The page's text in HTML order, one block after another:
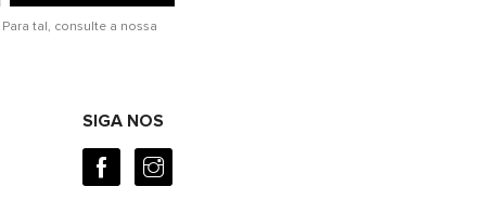
tal, consulte a nossa
SIGA NOS